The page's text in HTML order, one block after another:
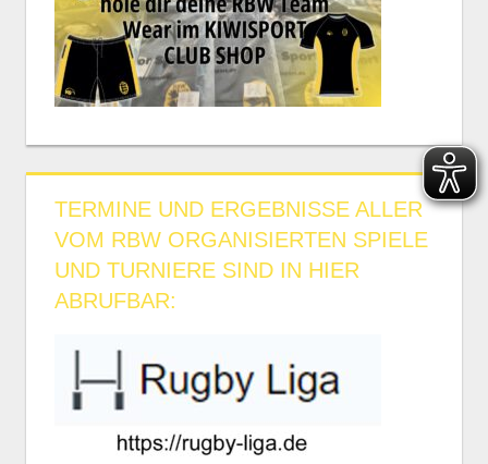
TERMINE UND ERGEBNISSE ALLER
VOM RBW ORGANISIERTEN SPIELE
UND TURNIERE SIND IN HIER
ABRUFBAR: